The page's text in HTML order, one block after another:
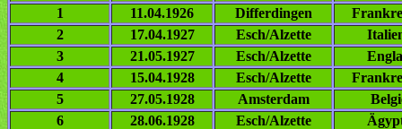
1
11.04.1926 Differdingen
2
17.04.1927 Esch/Alzette
3
21.05.1927 Esch/Alzette
4
15.04.1928 Esch/Alzette
5
27.05.1928 Amsterdam
6
28.06.1928 Esch/Alzette